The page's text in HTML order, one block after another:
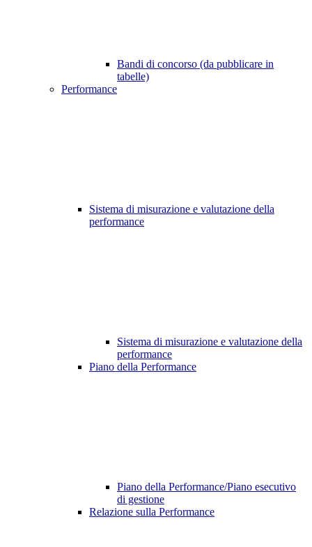
Bandi di concorso (da pubblicare in
tabelle)
Performance
Sistema di misurazione e valutazione della
performance
Sistema di misurazione e valutazione della
performance
Piano della Performance
Piano della Performance/Piano esecutivo
di gestione
Relazione sulla Performance